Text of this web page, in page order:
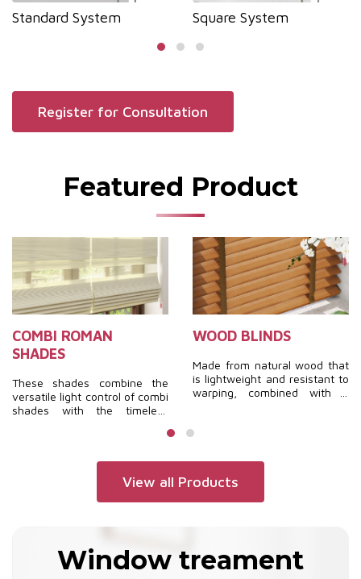
Standard System Square System
Register for Consultation
Featured Product
COMBI ROMAN
SHADES
These shades combine the
versatile light control of combi
shades with the timeless
They are soft, fashionable,
unique design, creating a
completely distinctive
WOOD BLINDS
Made from natural wood that
is lightweight and resistant to
warping, combined with a
durability, a luxurious and
beauty.
View all Products
Window treament